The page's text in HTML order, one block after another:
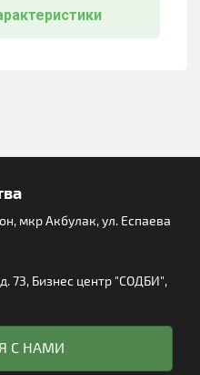
мкр Акбулак, ул. Еспаева
73, Бизнес центр "СОДБИ",
С НАМИ